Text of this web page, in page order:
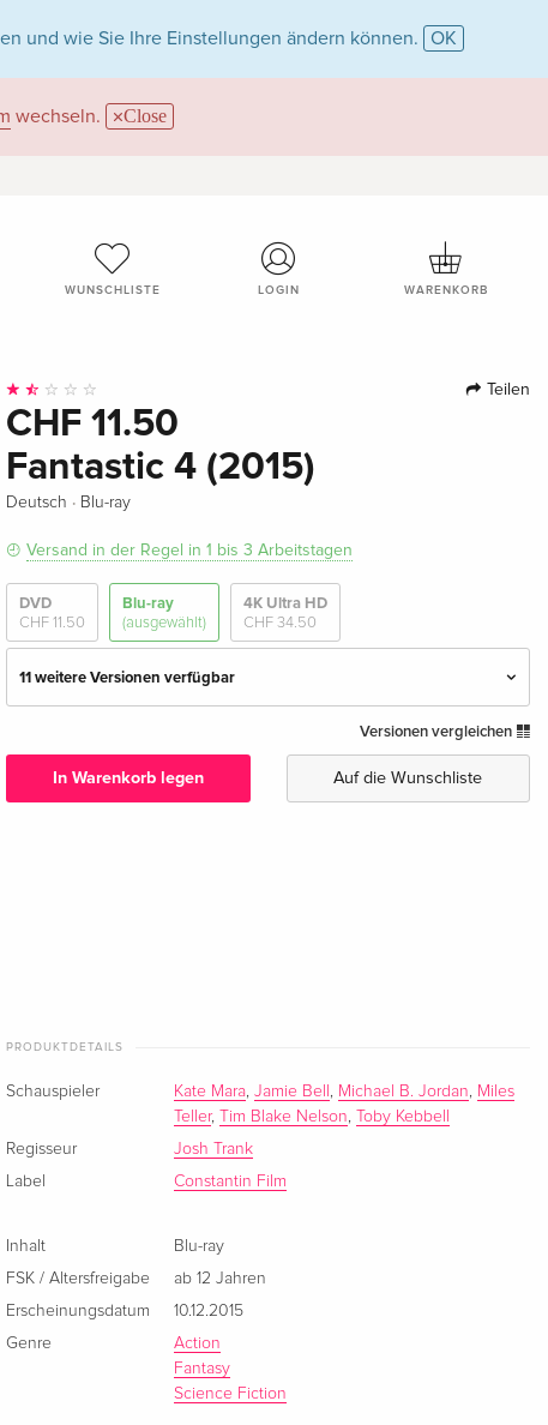
und wie Sie Ihre Einstellungen ändern können. OK
wechseln. Close
WUNSCHLISTE LOGIN WARENKORB
Teilen
CHF 11.50
Fantastic 4 (2015)
Deutsch · Blu-ray
Versand in der Regel in 1 bis 3 Arbeitstagen
DVD
CHF 11.50
Blu-ray
(ausgewählt)
4K Ultra HD
CHF 34.50
11 weitere Versionen verfügbar
Deutsch
CHF 11.50
Deutsch
Cover C, Limited Edition, Mediabook, 4K Ultra
Deutsch
CHF 52.50
Englisch · US Version
Standard Edition
Französisch
Versionen vergleichen
In Warenkorb legen Auf die Wunschliste
PRODUKTDETAILS
Schauspieler Kate Mara,Jamie Bell , Michael B. Jordan, Miles
Teller, Tim Blake Nelson,
Toby Kebbell
Regisseur
Josh Trank
Label
Constantin Film
Inhalt
Blu-ray
FSK / Altersfreigabe
ab 12 Jahren
Erscheinungsdatum
10.12.2015
Genre
Action
Fantasy
Science Fiction